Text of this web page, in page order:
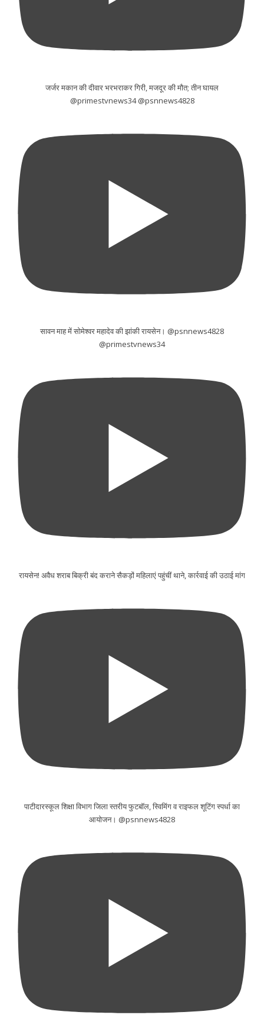
जर्जर मकान की दीवार भरभराकर गिरी, मजदूर की मौत; तीन घायल
@primestvnews34 @psnnews4828
सावन माह में सोमेश्वर महादेव की झांकी रायसेन। @psnnews4828
@primestvnews34
रायसेन! अवैध शराब बिक्री बंद कराने सैकड़ों महिलाएं पहुंचीं थाने, कार्रवाई की उठाई मांग
पाटीदारस्कूल शिक्षा विभाग जिला स्तरीय फुटबॉल, स्विमिंग व राइफल शूटिंग स्पर्धा का
आयोजन। @psnnews4828